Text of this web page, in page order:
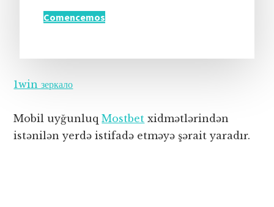
Comencemos
1win зеркало
Mobil uyğunluqMostbet xidmətlərindən
istənilən yerdə istifadə etməyə şərait yaradır.